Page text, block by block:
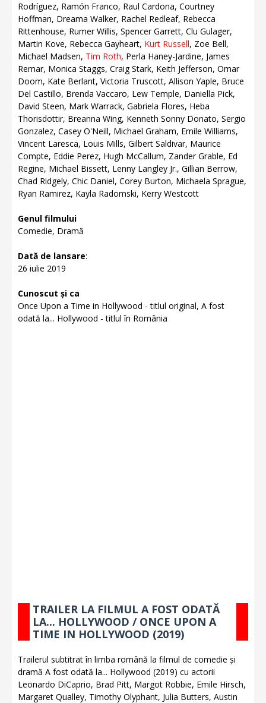
Rodríguez, Ramón Franco, Raul Cardona, Courtney
Hoffman, Dreama Walker, Rachel Redleaf, Rebecca
Rittenhouse, Rumer Willis, Spencer Garrett, Clu Gulager,
Martin Kove, Rebecca Gayheart, Kurt Russell, Zoe Bell,
Michael Madsen, Tim Roth, Perla Haney-Jardine, James
Remar, Monica Staggs, Craig Stark, Keith Jefferson, Omar
Doom, Kate Berlant, Victoria Truscott, Allison Yaple, Bruce
Del Castillo, Brenda Vaccaro, Lew Temple, Daniella Pick,
David Steen, Mark Warrack, Gabriela Flores, Heba
Thorisdottir, Breanna Wing, Kenneth Sonny Donato, Sergio
Gonzalez, Casey O'Neill, Michael Graham, Emile Williams,
Vincent Laresca, Louis Mills, Gilbert Saldivar, Maurice
Compte, Eddie Perez, Hugh McCallum, Zander Grable, Ed
Regine, Michael Bissett, Lenny Langley Jr., Gillian Berrow,
Chad Ridgely, Chic Daniel, Corey Burton, Michaela Sprague,
Ryan Ramirez, Kayla Radomski, Kerry Westcott
Genul filmului
Comedie, Dramă
Dată de lansare:
26 iulie 2019
Cunoscut și ca
Once Upon a Time in Hollywood - titlul original, A fost
odată la... Hollywood - titlul în România
TRAILER LA FILMUL A FOST ODATĂ
LA... HOLLYWOOD / ONCE UPON A
TIME IN HOLLYWOOD (2019)
Trailerul subtitrat în limba română la filmul de comedie și
dramă A fost odată la... Hollywood (2019) cu actorii
Leonardo DiCaprio, Brad Pitt, Margot Robbie, Emile Hirsch,
Margaret Qualley, Timothy Olyphant, Julia Butters, Austin